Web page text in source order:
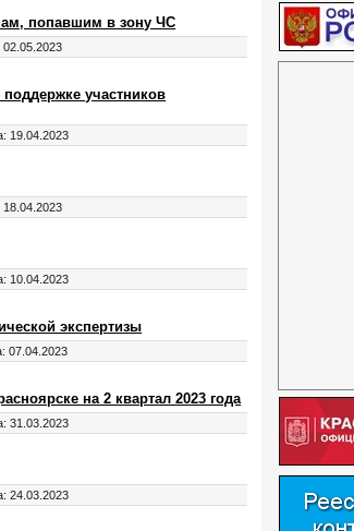
попавшим в зону ЧС
02.05.2023
участников
19.04.2023
18.04.2023
10.04.2023
экспертизы
07.04.2023
на 2 квартал 2023 года
31.03.2023
24.03.2023